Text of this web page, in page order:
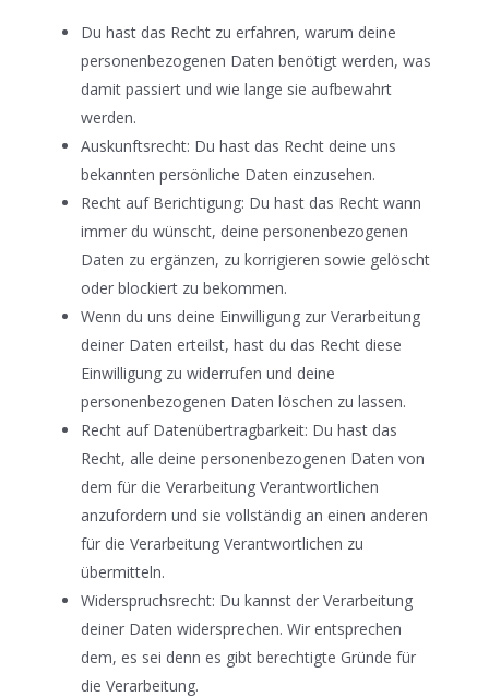
Du hast das Recht zu erfahren, warum deine
personenbezogenen Daten benötigt werden, was
damit passiert und wie lange sie aufbewahrt
werden.
Auskunftsrecht: Du hast das Recht deine uns
bekannten persönliche Daten einzusehen.
Recht auf Berichtigung: Du hast das Recht wann
immer du wünscht, deine personenbezogenen
Daten zu ergänzen, zu korrigieren sowie gelöscht
oder blockiert zu bekommen.
Wenn du uns deine Einwilligung zur Verarbeitung
deiner Daten erteilst, hast du das Recht diese
Einwilligung zu widerrufen und deine
personenbezogenen Daten löschen zu lassen.
Recht auf Datenübertragbarkeit: Du hast das
Recht, alle deine personenbezogenen Daten von
dem für die Verarbeitung Verantwortlichen
anzufordern und sie vollständig an einen anderen
für die Verarbeitung Verantwortlichen zu
übermitteln.
Widerspruchsrecht: Du kannst der Verarbeitung
deiner Daten widersprechen. Wir entsprechen
dem, es sei denn es gibt berechtigte Gründe für
die Verarbeitung.